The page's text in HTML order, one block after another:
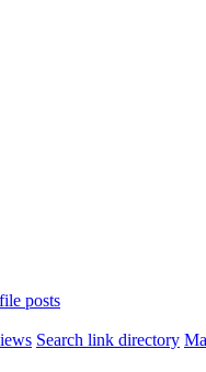
posts
Search link directory